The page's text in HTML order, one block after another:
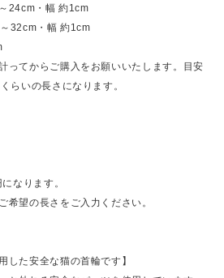
24cm・幅 約1cm
32cm・幅 約1cm
ってからご購入をお願いいたします。目安
らいの長さになります。
なります。
希望の長さをご入力ください。
した安全な猫の首輪です】